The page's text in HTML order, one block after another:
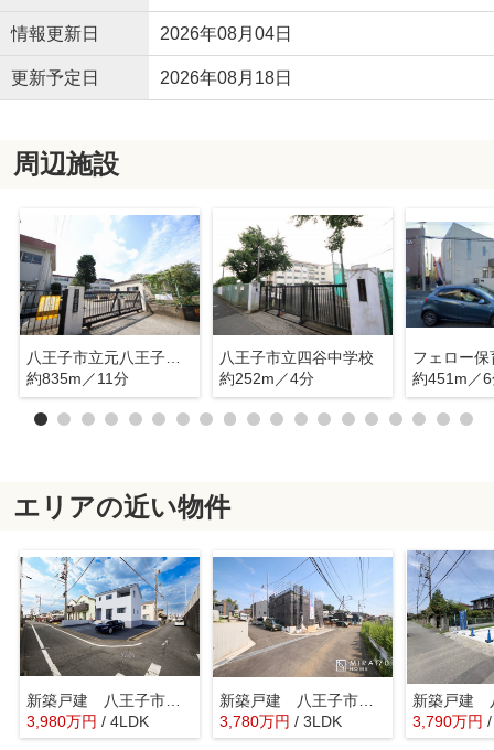
情報更新日 2026年08月04日
更新予定日 2026年08月18日
周辺施設
八王子市立元八王子小学校
約835m／11分
八王子市立四谷中学校
約252m／4分
フェロー保
約451m／
エリアの近い物件
新築戸建 八王子市中野上町 第36 全1棟
3,980万円 / 4LDK
新築戸建 八王子市長房町 第32 全7棟
3,780万円 / 3LDK 3,790万円